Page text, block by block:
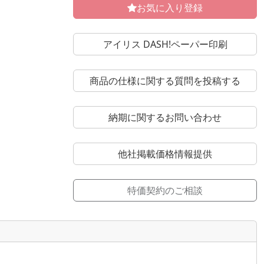
お気に入り登録
アイリス DASH!ペーパー印刷
商品の仕様に関する質問を投稿する
納期に関するお問い合わせ
他社掲載価格情報提供
特価契約のご相談